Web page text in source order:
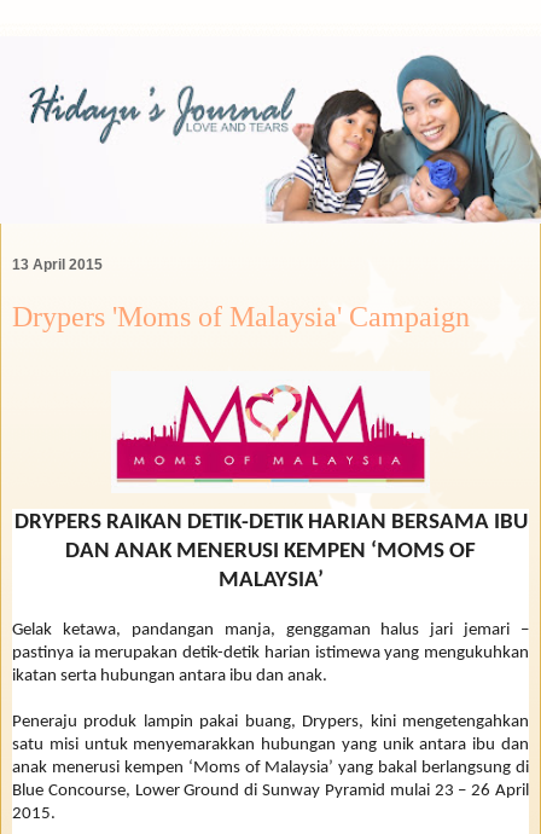
13 April 2015
Drypers 'Moms of Malaysia' Campaign
DRYPERS RAIKAN DETIK-DETIK HARIAN BERSAMA IBU
DAN ANAK MENERUSI KEMPEN ‘MOMS OF
MALAYSIA’
Gelak ketawa, pandangan manja, genggaman halus jari jemari –
pastinya ia merupakan detik-detik harian istimewa yang mengukuhkan
ikatan serta hubungan antara ibu dan anak.
Peneraju produk lampin pakai buang, Drypers, kini mengetengahkan
satu misi untuk menyemarakkan hubungan yang unik antara ibu dan
anak menerusi kempen ‘Moms of Malaysia’ yang bakal berlangsung di
Blue Concourse, Lower Ground di Sunway Pyramid mulai 23 – 26 April
2015.